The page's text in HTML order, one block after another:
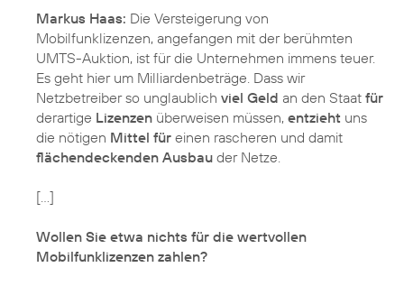
Markus Haas: Die Versteigerung von
Mobilfunklizenzen, angefangen mit der berühmten
UMTS-Auktion, ist für die Unternehmen immens teuer.
Es geht hier um Milliardenbeträge. Dass wir
Netzbetreiber so unglaublich viel Geld an den Staat für
derartige Lizenzen überweisen müssen, entzieht uns
die nötigen Mittel für einen rascheren und damit
flächendeckenden Ausbau der Netze.
[...]
Wollen Sie etwa nichts für die wertvollen
Mobilfunklizenzen zahlen?